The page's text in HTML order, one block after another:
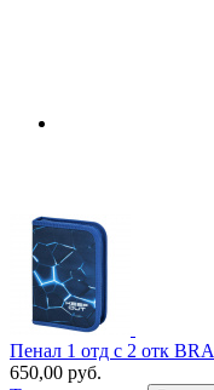
Пенал 1 отд с 2 отк
650,00 руб.